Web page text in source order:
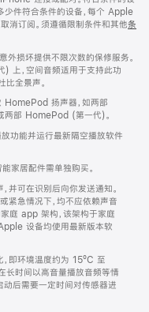
少件符合条件的设备，每个 Apple
消订阅。须遵循限制条件和其他条
损坏提供不限次数的保修服务。
，空间音频适用于支持此功
全景声。
扬声器，如两部
部 HomePod (第一代)。
功能并运行最新隔空播放软件
家居配件需单独购买。
并可在识别后向你发送通知。
紧急情况下，均不应依赖声音
庭 app 架构，该架构于家庭
设备均使用最新版本软
即环境温度约为 15ºC 至
时间以高音量播放音频等情
后需要一定时间对传感器进